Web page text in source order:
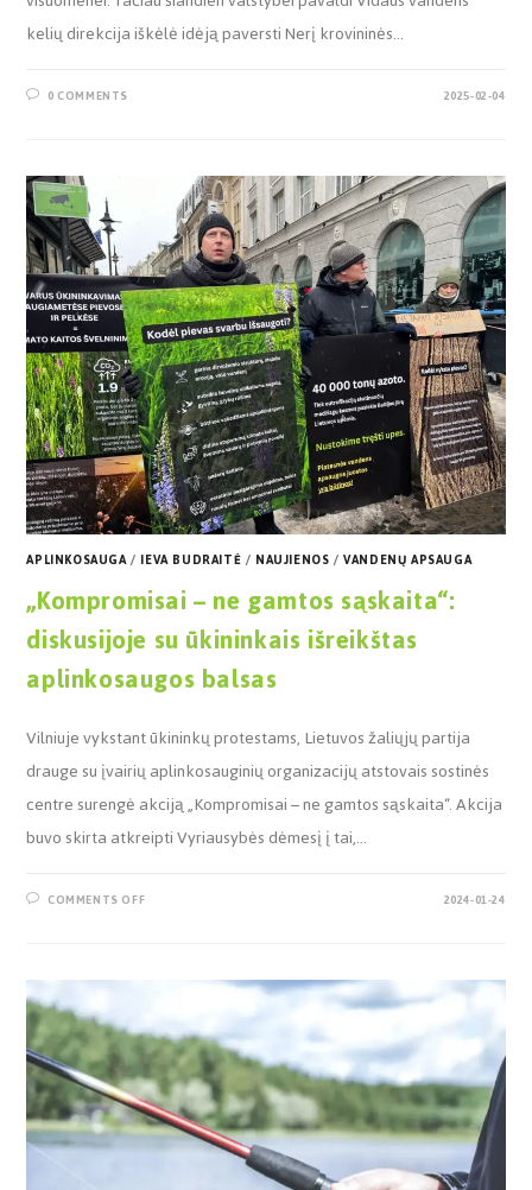
kelių direkcija iškėlė idėją paversti Nerį krovininės…
0 COMMENTS 2025-02-04
APLINKOSAUGA/ IEVA BUDRAITĖ/ NAUJIENOS/VANDENŲ APSAUGA
„Kompromisai – ne gamtos sąskaita“:
diskusijoje su ūkininkais išreikštas
aplinkosaugos balsas
Vilniuje vykstant ūkininkų protestams, Lietuvos žaliųjų partija
drauge su įvairių aplinkosauginių organizacijų atstovais sostinės
centre surengė akciją „Kompromisai – ne gamtos sąskaita“. Akcija
buvo skirta atkreipti Vyriausybės dėmesį į tai,…
COMMENTS OFF 2024-01-24